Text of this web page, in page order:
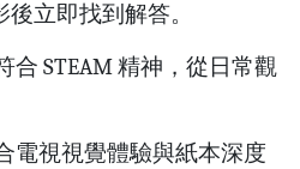
立即找到解答。
合 STEAM 精神，從日常觀
電視視覺體驗與紙本深度